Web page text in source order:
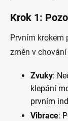
Krok 1:
Prvním krokem
změn v
Zvuky:
klepání
prvním
Vibrace: